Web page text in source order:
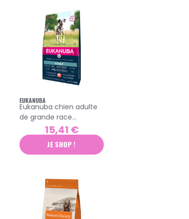
EUKANUBA
Eukanuba chien adulte
de grande race
croquettes saumon et
orge 2,5kg
15,41 €
JE SHOP !